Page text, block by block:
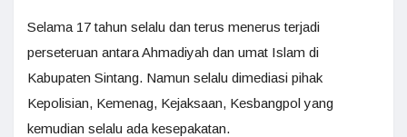
Selama 17 tahun selalu dan terus menerus terjadi
perseteruan antara Ahmadiyah dan umat Islam di
Kabupaten Sintang. Namun selalu dimediasi pihak
Kepolisian, Kemenag, Kejaksaan, Kesbangpol yang
kemudian selalu ada kesepakatan.